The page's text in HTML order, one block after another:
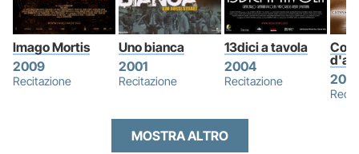
Imago Mortis
2009
Recitazione
Uno bianca
2001
Recitazione
13dici a tavola
2004
Recitazione
MOSTRA ALTRO